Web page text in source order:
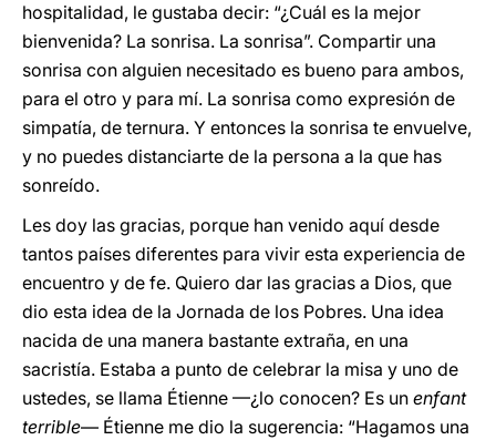
hospitalidad, le gustaba decir: “¿Cuál es la mejor
bienvenida? La sonrisa. La sonrisa”. Compartir una
sonrisa con alguien necesitado es bueno para ambos,
para el otro y para mí. La sonrisa como expresión de
simpatía, de ternura. Y entonces la sonrisa te envuelve,
y no puedes distanciarte de la persona a la que has
sonreído.
Les doy las gracias, porque han venido aquí desde
tantos países diferentes para vivir esta experiencia de
encuentro y de fe. Quiero dar las gracias a Dios, que
dio esta idea de la Jornada de los Pobres. Una idea
nacida de una manera bastante extraña, en una
sacristía. Estaba a punto de celebrar la misa y uno de
ustedes, se llama Étienne —¿lo conocen? Es un enfant
terrible— Étienne me dio la sugerencia: “Hagamos una